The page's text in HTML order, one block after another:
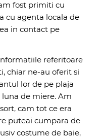
fost primiti cu
cu agenta locala de
in contact pe
referitoare
chiar ne-au oferit si
lor de pe plaja
de miere. Am
cam tot ce era
puteai cumpara de
costume de baie,